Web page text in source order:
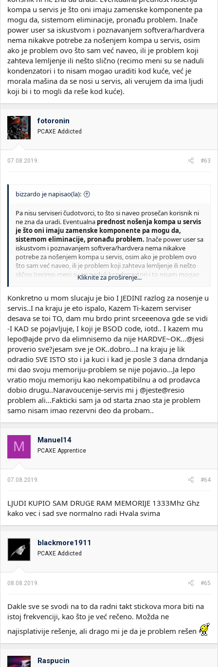
sve sto bi I obican covek sam uradio-flash BIOSA, menjanje
paste, stavi jednu/izvadi drugu komponentu… Ja nisam imao
drugi DDR4 RAM I sam ozato sam bio prinudjen...Prvi I zadnji put
sam to uradio...
kompa u servis je što oni imaju zamenske komponente pa
mogu da, sistemom eliminacije, pronađu problem. Inače
power user sa iskustvom i poznavanjem softvera/hardvera
nema nikakve potrebe za nošenjem kompa u servis, osim
ako je problem ovo što sam već naveo, ili je problem koji
zahteva lemljenje ili nešto slično (recimo meni su se naduli
kondenzatori i to nisam mogao uraditi kod kuće, već je
morala mašina da se nosi u servis, ali verujem da ima ljudi
koji bi i to mogli da reše kod kuće).
fotoronin
PCAXE Addicted
07.08.2019. #63
bizzardo je napisao(la):
Pa nisu serviseri čudotvorci, to što si naveo prosečan korisnik ni
ne zna da uradi. Eventualna prednost nošenja kompa u servis
je što oni imaju zamenske komponente pa mogu da,
sistemom eliminacije, pronađu problem. Inače power user sa
iskustvom i poznavanjem softvera/hardvera nema nikakve
potrebe za nošenjem kompa u servis, osim ako je problem ovo
što sam već naveo, ili je problem koji zahteva lemljenje ili nešto
slično (recimo meni su se naduli kondenzatori i to nisam mogao
uraditi kod kuće, već je morala mašina da se nosi u servis, ali
Kliknite za proširenje...
Konkretno u mom slucaju je bio I JEDINI razlog za nosenje u
servis..I na kraju je eto ispalo, Kazem Ti-kazem serviser
desava se toi TO, dam mu brdo print srceeenova gde se vidi
-I KAD se pojavljuje, I koji je BSOD code, iotd.. I kazem mu
lepo@ajde prvo da elimnisemo da nije HARDVE~OK...@jesi
proverio sve?jesam sve je OK..dobro...I na kraju je lik
odradio SVE ISTO sto i ja kuci i kad je posle 3 dana drndanja
mi dao svoju memoriju-problem se nije pojavio...Ja lepo
vratio moju memoriju kao nekompatibilnu a od prodavca
dobio drugu..Naravoucenije-servis mi j @jeste@resio
problem ali...Fakticki sam ja od starta znao sta je problem
samo nisam imao rezervni deo da probam..
M Manuel14
PCAXE Apprentice
07.08.2019. #64
LJUDI KUPIO SAM DRUGE RAM MEMORIJE 1333Mhz Ghz
kako vec i sad sve normalno radi Hvala svima
blackmore1911
PCAXE Addicted
08.08.2019. #65
Dakle sve se svodi na to da radni takt stickova mora biti na
istoj frekvenciji, kao što je već rečeno. Možda ne
najisplativije rešenje, ali drago mi je da je problem rešen
Raspucin